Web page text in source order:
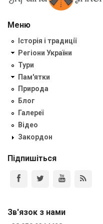
Меню
Історія і традиції
Регіони України
Тури
Пам'ятки
Природа
Блог
Галереї
Відео
Закордон
Підпишіться
Зв'язок з нами